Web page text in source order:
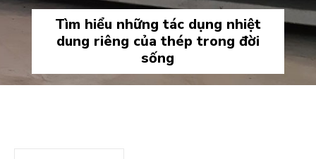
Tìm hiểu những tác dụng nhiệt
dung riêng của thép trong đời
sống